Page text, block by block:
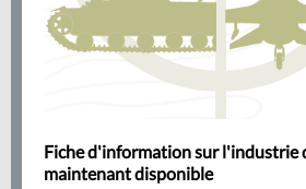
Fiche d'information sur l'industrie
maintenant disponible